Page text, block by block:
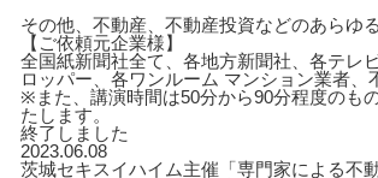
その他、不動産、不動産投資などのあらゆ
【ご依頼元企業様】
全国紙新聞社全て、各地方新聞社、各テレ
ロッパー、各ワンルーム マンション業者
※また、講演時間は50分から90分程度のも
たします。
終了しました
2023.06.08
茨城セキスイハイム主催「専門家による不